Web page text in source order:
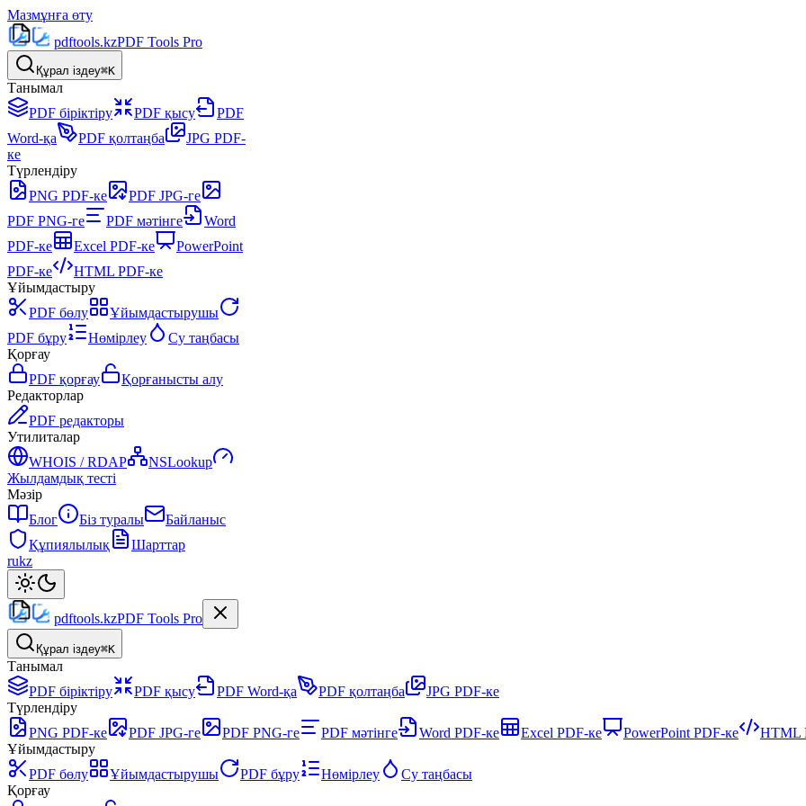
Мазмұнға өту
pdftools.kzPDF Tools Pro
Құрал іздеу⌘K
Танымал
PDF біріктіру
PDF қысу
PDF
Word-қа
PDF қолтаңба
JPG PDF-
ке
Түрлендіру
PNG PDF-ке
PDF JPG-ге
PDF PNG-ге
PDF мәтінге
Word
PDF-ке
Excel PDF-ке
PowerPoint
PDF-ке
HTML PDF-ке
Ұйымдастыру
PDF бөлу
Ұйымдастырушы
PDF бұру
Нөмірлеу
Су таңбасы
Қорғау
PDF қорғау
Қорғанысты алу
Редакторлар
PDF редакторы
Утилиталар
WHOIS / RDAP
NSLookup
Жылдамдық тесті
Мәзір
Блог
Біз туралы
Байланыс
Құпиялылық
Шарттар
rukz
pdftools.kzPDF Tools Pro
Құрал іздеу⌘K
Танымал
PDF біріктіру
PDF қысу PDF Word-қа PDF қолтаңба
JPG PDF-ке
Түрлендіру
PNG PDF-ке
PDF JPG-ге PDF PNG-ге PDF мәтінге Word PDF-ке Excel PDF-ке PowerPoint PDF-ке
HTML
Ұйымдастыру
PDF бөлу
Ұйымдастырушы PDF бұру Нөмірлеу
Су таңбасы
Қорғау